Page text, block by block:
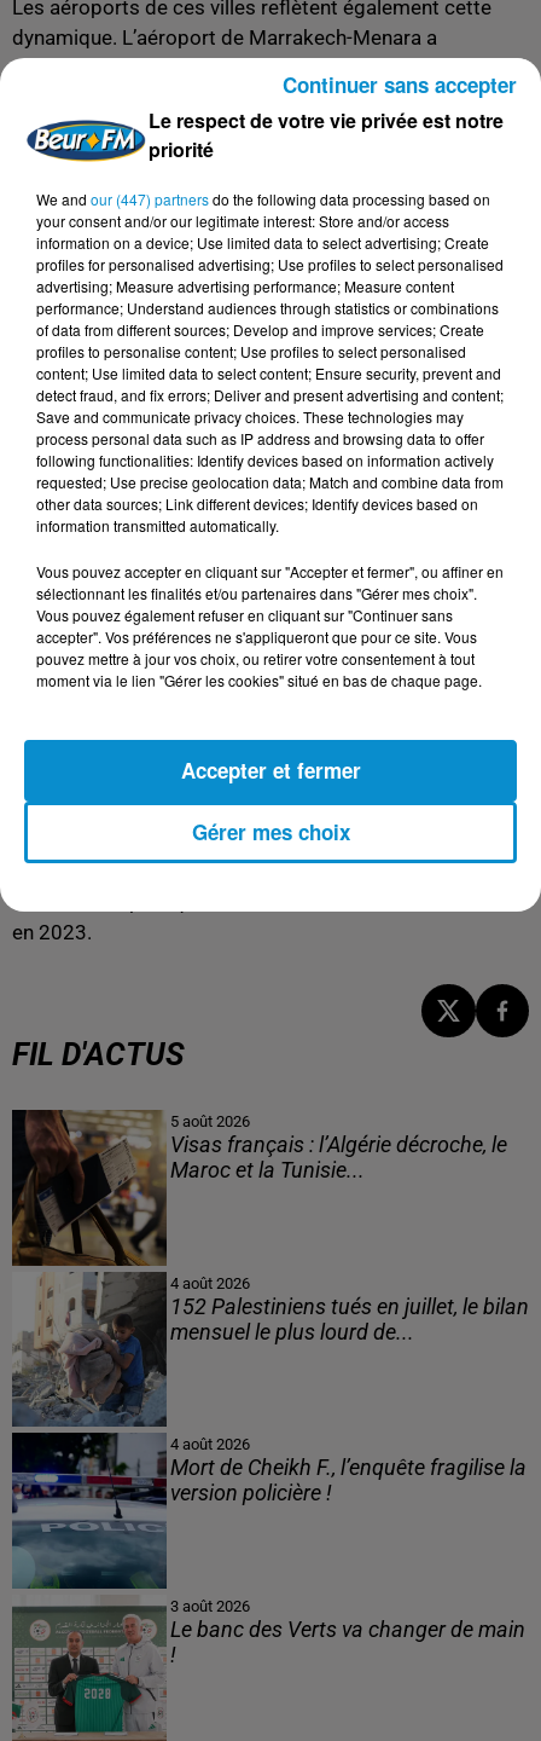
Les aéroports de ces villes reflètent également cette
dynamique. L’aéroport de Marrakech-Menara a
enregistré une augmentation de 32% des arrivées, tandis
qu’Agadir-Al Massira a vu une croissance de 35%.
D’autres hubs, comme Tanger-Ibn Battouta et Fès-Saïs,
affichent également des chiffres en hausse.
Des perspectives ambitieuses pour l'avenir
Le Maroc ne compte pas s'arrêter là. En 2025, le pays
accueillera la Coupe d’Afrique des Nations (CAN), un
événement qui attirera des milliers de visiteurs. Plus loin,
en 2030, le royaume coorganisera la Coupe du monde
de football avec l’Espagne et le Portugal, un rendez-vous
sportif majeur qui devrait porter à un niveau sans
précédent le nombre de touristes internationaux.
Pour atteindre ses objectifs, le Maroc continue de
diversifier ses marchés émetteurs. Les arrivées en
provenance du Royaume-Uni ont bondi de 43% en 2024,
(+19%) et l'Espagne (+14%). Le royaume cible également
de nouveaux marchés comme la Chine, le Brésil et le
Canada, grâce à des campagnes de promotion
internationales.
le Maroc s'impose comme une destination
incontournable sur la scène mondiale. Avec des
investissements continus, une connectivité aérienne
renforcée et des événements internationaux à venir, le
royaume semble bien placé pour rivaliser avec des pays
en 2023.
FIL D'ACTUS
5 août 2026
Visas français : l’Algérie décroche, le
Maroc et la Tunisie...
4 août 2026
152 Palestiniens tués en juillet, le bilan
mensuel le plus lourd de...
4 août 2026
Mort de Cheikh F., l’enquête fragilise la
version policière !
3 août 2026
Le banc des Verts va changer de main
!
Le respect de votre vie privée est notre
priorité
We and our (447) partnersdo the following data processing based on
your consent and/or our legitimate interest: Store and/or access
information on a device; Use limited data to select advertising; Create
profiles for personalised advertising; Use profiles to select personalised
advertising; Measure advertising performance; Measure content
performance; Understand audiences through statistics or combinations
of data from different sources; Develop and improve services; Create
profiles to personalise content; Use profiles to select personalised
content; Use limited data to select content; Ensure security, prevent and
detect fraud, and fix errors; Deliver and present advertising and content;
Save and communicate privacy choices. These technologies may
process personal data such as IP address and browsing data to offer
following functionalities: Identify devices based on information actively
requested; Use precise geolocation data; Match and combine data from
other data sources; Link different devices; Identify devices based on
information transmitted automatically.
Vous pouvez accepter en cliquant sur "Accepter et fermer", ou affiner en
sélectionnant les finalités et/ou partenaires dans "Gérer mes choix".
Vous pouvez également refuser en cliquant sur "Continuer sans
accepter". Vos préférences ne s'appliqueront que pour ce site. Vous
pouvez mettre à jour vos choix, ou retirer votre consentement à tout
moment via le lien "Gérer les cookies" situé en bas de chaque page.
Gérer mes choix
Accepter et fermer
Continuer sans accepter